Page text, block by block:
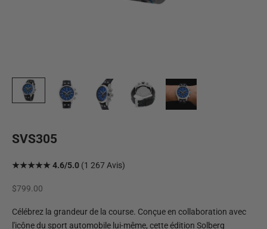
SVS305
★★★★★ 4.6/5.0 (1 267 Avis)
Prix de vente
$799.00
Célébrez la grandeur de la course. Conçue en collaboration avec
l'icône du sport automobile lui-même, cette édition Solberg